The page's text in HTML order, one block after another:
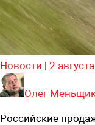
Новости | 2
Олег
Российские